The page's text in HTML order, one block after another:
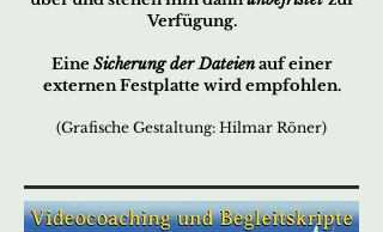
Verfügung.
Eine Sicherung der Dateienauf einer
externen Festplatte wird empfohlen.
(Grafische Gestaltung: Hilmar Röner)